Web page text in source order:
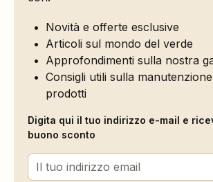
Novità e offerte esclusive
Articoli sul mondo del verde
Approfondimenti sulla nostra
Consigli utili sulla
prodotti
Digita qui il tuo indirizzo e-mail e
buono sconto